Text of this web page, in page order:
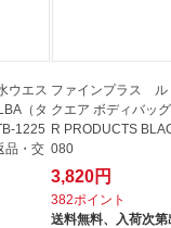
ウエス
（タ
1225
品・交
ファインプラス ル
クエア ボディバッ
R PRODUCTS
080
3,820円
382ポイント
送料無料、
入荷次